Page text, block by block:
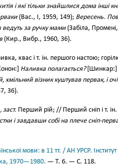
і які тільки знайшлися дома
(Вас., І, 1959, 149); Вересень.
ведуть за ручку мами (Забіла,
(Кир., Вибр., 1960, 36).
квас і т. ін. першого настою;
Наливка полагається?[Шинкар:]
хмільний візник куштував первак, і
36).
заст. Перший рій; // Перший сніп і т. ін.
і завдавши собі на плече сніп-
мови: в 11 тт. / АН УРСР.
1970—1980. — Т. 6. — С. 118.